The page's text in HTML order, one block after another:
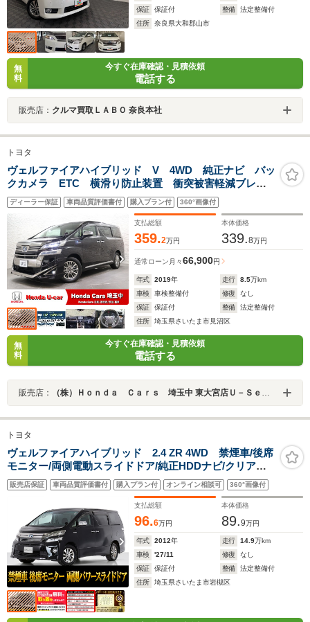
保証
保証付 整備
法定整備付
住所
奈良県大和郡山市
無
料
今すぐ在庫確認・見積依頼
電話する
販売店： クルマ買取ＬＡＢＯ 奈良本社
トヨタ
ヴェルファイアハイブリッド V 4WD 純正ナビ バッ
クカメラ ETC 横滑り防止装置 衝突被害軽減ブレー
キ 踏み間違い防止 パーキングセンサー 両側パワー
スライドドア パワーテールゲート シートヒーター
パワーシート オットマン
ディーラー保証 車両品質評価書付 購入プラン付 360°画像付
支払総額
359.2万円
本体価格
339.8万円
通常ローン 月々66,900円
年式 2019年 走行 8.5万km
車検
車検整備付 修復
なし
保証
保証付 整備
法定整備付
住所
埼玉県さいたま市見沼区
無
料
今すぐ在庫確認・見積依頼
電話する
販売店： （株）Ｈｏｎｄａ Ｃａｒｓ 埼玉中 東大宮店Ｕ－Ｓｅｌｅｃｔコーナー
トヨタ
ヴェルファイアハイブリッド 2.4 ZR 4WD 禁煙車/後席
モニター/両側電動スライドドア/純正HDDナビ/クリアラ
ンスソナー/クルーズコントロール/バックカメラ/コンビハ
ンドル/Bluetooth接続/フルセグTV/パワーシート
販売店保証 車両品質評価書付 購入プラン付 オンライン相談可 360°画像付
支払総額
96.6万円
本体価格
89.9万円
年式 2012年 走行 14.9万km
車検
'27/11 修復
なし
保証
保証付 整備
法定整備付
住所
埼玉県さいたま市岩槻区